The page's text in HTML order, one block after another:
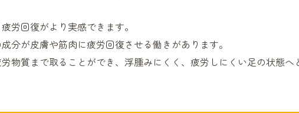
労回復がより実感できます。
分が皮膚や筋肉に疲労回復させる働きがあります。
物質まで取ることができ、浮腫みにくく、疲労しにくい足の状態へ